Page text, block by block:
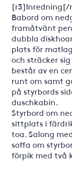
[r3]Inredning[/
Babord om
framåtvänt
dubbla
plats för
och sträcker
består av en
runt om samt
på styrbords
duschkabin.
Styrbord om
sittplats i
toa. Salong
soffa om
förpik med två